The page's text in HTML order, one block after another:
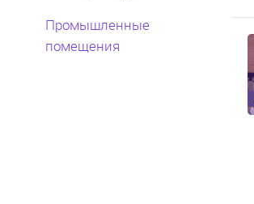
Промышленные
помещения